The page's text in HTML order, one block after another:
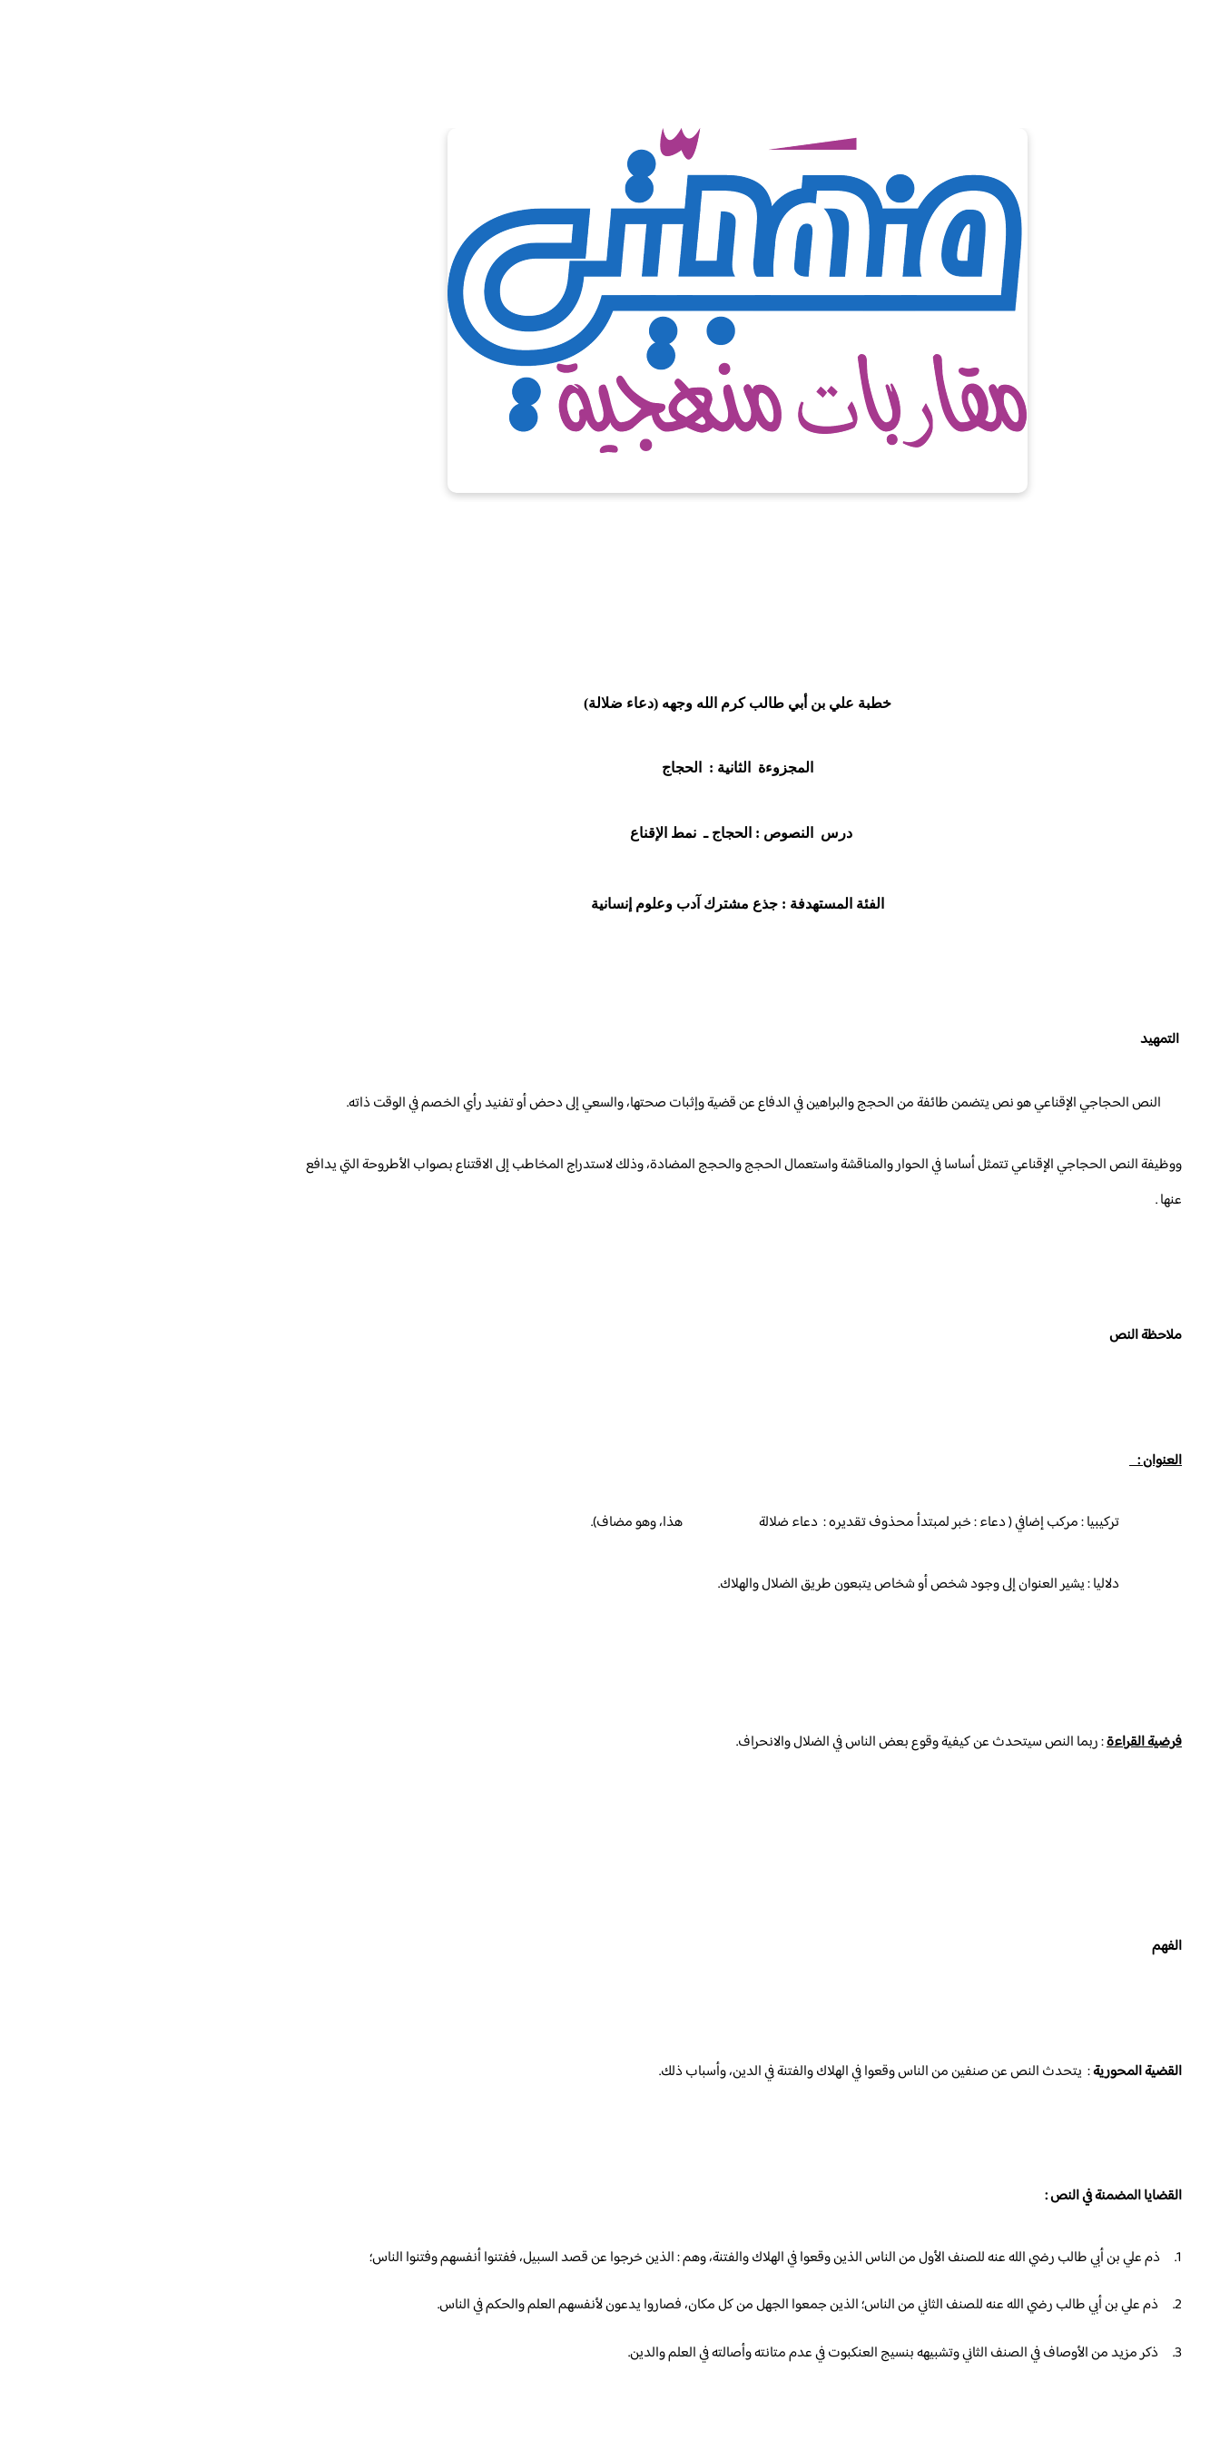
خطبة علي بن أبي طالب كرم الله وجهه)دعاء ضلالة)
المجزوءة الثانية : الحجاج
درس النصوص : الحجاج ـ نمط الإقناع
الفئة المستهدفة : جذع مشترك آدب وعلوم إنسانية
التمهيد
النص الحجاجي الإقناعي هو نص يتضمن طائفة من الحجج والبراهين في الدفاع عن قضية وإثبات صحتها، والسعي إلى دحض أو تفنيد رأي الخصم في الوقت ذاته.
ووظيفة النص الحجاجي الإقناعي تتمثل أساسا في الحوار والمناقشة واستعمال الحجج والحجج المضادة، وذلك لاستدراج المخاطب إلى الاقتناع بصواب الأطروحة التي يدافع
عنها .
ملاحظة النص
العنوان :
تركيبيا : مركب إضافي ( دعاء : خبر لمبتدأ محذوف تقديره : دعاء ضلالة هذا، وهو مضاف).
دلاليا : يشير العنوان إلى وجود شخص أو شخاص يتبعون طريق الضلال والهلاك.
فرضية القراءة: ربما النص سيتحدث عن كيفية وقوع بعض الناس في الضلال والانحراف.
الفهم
القضية المحورية: يتحدث النص عن صنفين من الناس وقعوا في الهلاك والفتنة في الدين، وأسباب ذلك.
القضايا المضمنة في النص :
1.
ذم علي بن أبي طالب رضي الله عنه للصنف الأول من الناس الذين وقعوا في الهلاك والفتنة، وهم : الذين خرجوا عن قصد السبيل، ففتنوا أنفسهم وفتنوا الناس؛
2.
ذم علي بن أبي طالب رضي الله عنه للصنف الثاني من الناس؛ الذين جمعوا الجهل من كل مكان، فصاروا يدعون لأنفسهم العلم والحكم في الناس.
3.
ذكر مزيد من الأوصاف في الصنف الثاني وتشبيهه بنسيج العنكبوت في عدم متانته وأصالته في العلم والدين.